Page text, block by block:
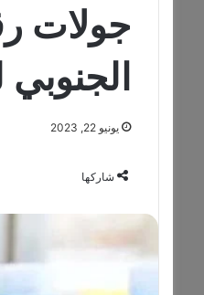
جولات
يونيو 22, 2023
شاركها